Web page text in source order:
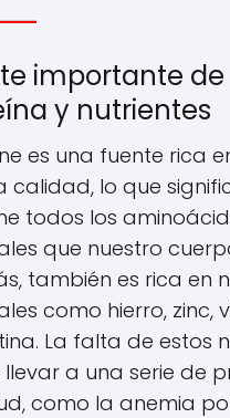
importante de
y nutrientes
es una fuente rica
calidad, lo que
todos los
que nuestro
también es rica en
como hierro, zinc,
La falta de estos
a una serie de
como la anemia